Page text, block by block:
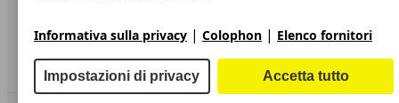
Servizi
Area rivenditori
Informativa sulla privacy | Colophon | Elenco fornitori
Impostazioni di privacy Accetta tutto